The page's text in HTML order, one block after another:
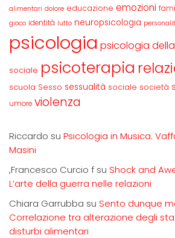
alimentari dolore educazione emozioni
gioco identità lutto neuropsicologia
psicologia psicologia
sociale psicoterapia
scuola Sesso sessualità sociale società
umore violenza
Riccardo su Psicologia in Musica.
Masini
,Francesco Curcio f su Shock and
L’arte della guerra nelle relazioni
Chiara Garrubba su Sento dunque
Correlazione tra alterazione degli
disturbi alimentari